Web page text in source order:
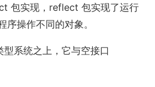
包实现，reflect 包实现了运行
序操作不同的对象。
系统之上，它与空接口